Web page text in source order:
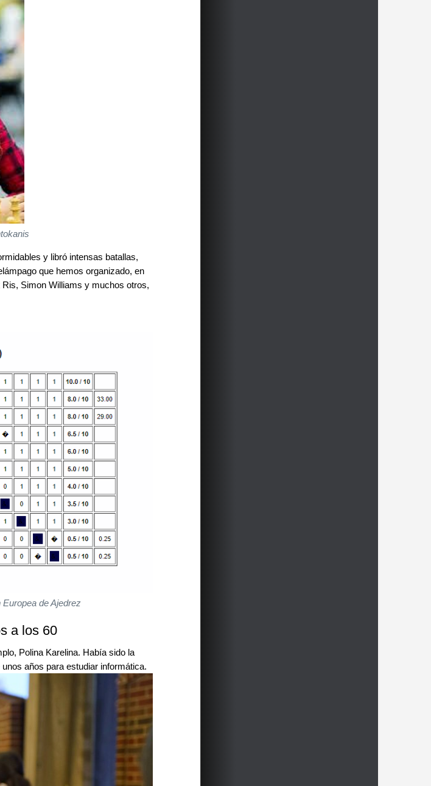
y libró intensas batallas,
que hemos organizado, en
Simon Williams y muchos otros,
de Ajedrez
a los 60
Polina Karelina. Había sido la
años para estudiar informática.